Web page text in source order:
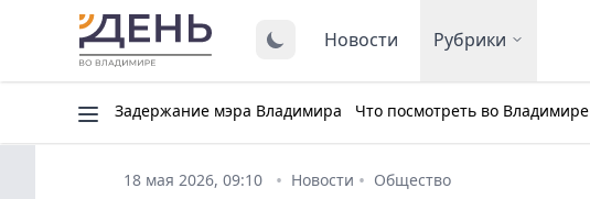
Новости Рубрики
Задержание мэра Владимира Что посмотреть во Владимире
18 мая 2026, 09:10 Новости Общество